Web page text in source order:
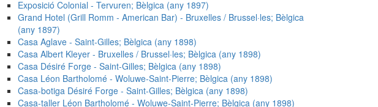
Exposició Colonial - Tervuren; Bèlgica (any 1897)
Grand Hotel (Grill Romm - American Bar) - Bruxelles / Brussel·les; Bèlgica
(any 1897)
Casa Aglave - Saint-Gilles; Bèlgica (any 1898)
Casa Albert Kleyer - Bruxelles / Brussel·les; Bèlgica (any 1898)
Casa Désiré Forge - Saint-Gilles; Bèlgica (any 1898)
Casa Léon Bartholomé - Woluwe-Saint-Pierre; Bèlgica (any 1898)
Casa-botiga Désiré Forge - Saint-Gilles; Bèlgica (any 1898)
Casa-taller Léon Bartholomé - Woluwe-Saint-Pierre; Bèlgica (any 1898)